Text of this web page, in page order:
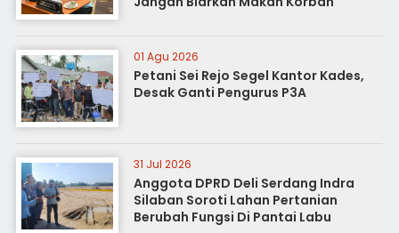
01 Agu 2026
Petani Sei Rejo Segel Kantor Kades,
Desak Ganti Pengurus P3A
31 Jul 2026
Anggota DPRD Deli Serdang Indra
Silaban Soroti Lahan Pertanian
Berubah Fungsi Di Pantai Labu